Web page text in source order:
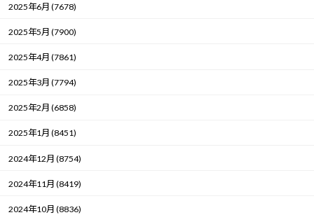
2025年6月 (7678)
2025年5月 (7900)
2025年4月 (7861)
2025年3月 (7794)
2025年2月 (6858)
2025年1月 (8451)
2024年12月 (8754)
2024年11月 (8419)
2024年10月 (8836)